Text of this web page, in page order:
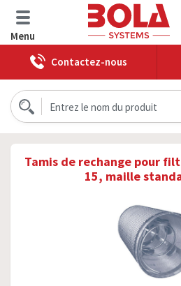
Menu
Contactez-nous
Tamis de rechange pour
15, maille